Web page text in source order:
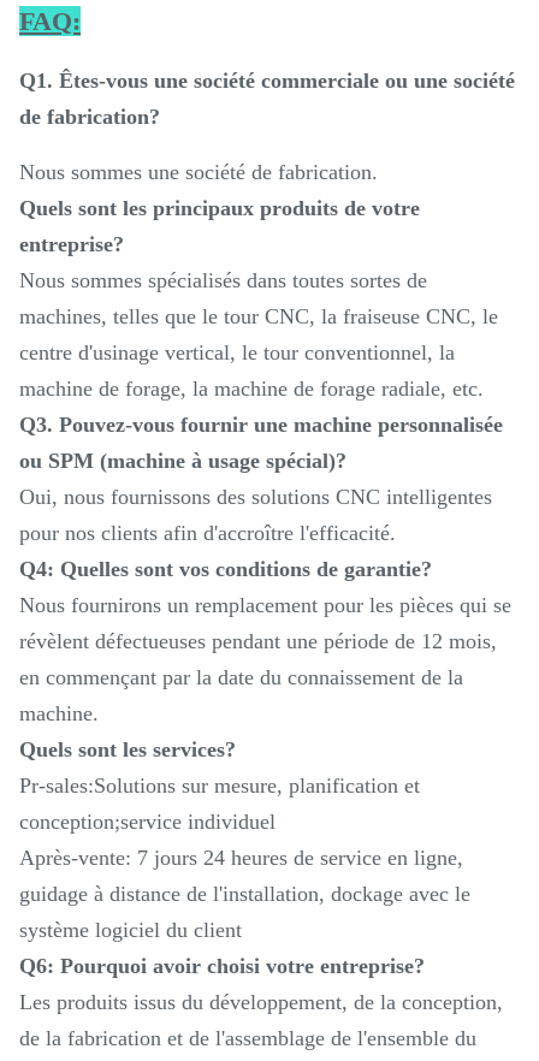
FAQ:
Q1. Êtes-vous une société commerciale ou une société
de fabrication?
Nous sommes une société de fabrication.
Quels sont les principaux produits de votre
entreprise?
Nous sommes spécialisés dans toutes sortes de
machines, telles que le tour CNC, la fraiseuse CNC, le
centre d'usinage vertical, le tour conventionnel, la
machine de forage, la machine de forage radiale, etc.
Q3. Pouvez-vous fournir une machine personnalisée
ou SPM (machine à usage spécial)?
Oui, nous fournissons des solutions CNC intelligentes
pour nos clients afin d'accroître l'efficacité.
Q4: Quelles sont vos conditions de garantie?
Nous fournirons un remplacement pour les pièces qui se
révèlent défectueuses pendant une période de 12 mois,
en commençant par la date du connaissement de la
machine.
Quels sont les services?
Pr-sales:Solutions sur mesure, planification et
conception;service individuel
Après-vente: 7 jours 24 heures de service en ligne,
guidage à distance de l'installation, dockage avec le
système logiciel du client
Q6: Pourquoi avoir choisi votre entreprise?
Les produits issus du développement, de la conception,
de la fabrication et de l'assemblage de l'ensemble du